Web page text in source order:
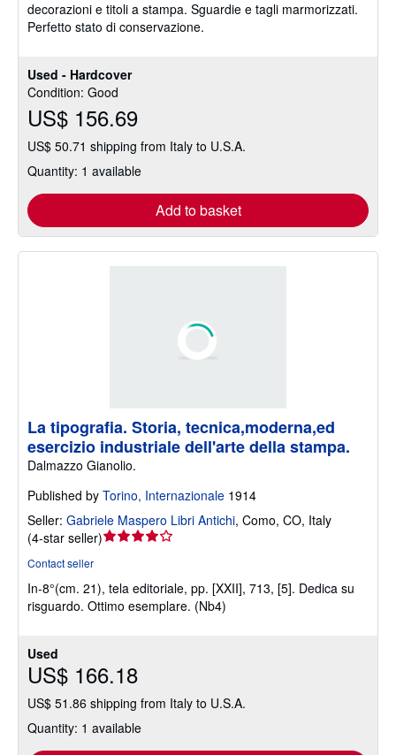
Used - Hardcover
Condition: Good
US$ 156.69
US$ 50.71 shipping from Italy to U.S.A.
Quantity: 1 available
Add to basket
stars
decorazioni e titoli a stampa. Sguardie e tagli marmorizzati.
Perfetto stato di conservazione.
Used
US$ 166.18
US$ 51.86 shipping from Italy to U.S.A.
Quantity: 1 available
La tipografia. Storia, tecnica,moderna,ed
esercizio industriale dell'arte della stampa.
Dalmazzo Gianolio.
Published by Torino, Internazionale 1914
Seller: Gabriele Maspero Libri Antichi, Como, CO, Italy
(4-star seller)Seller
out
of
Contact seller
In-8°(cm. 21), tela editoriale, pp. [XXII], 713, [5]. Dedica su
risguardo. Ottimo esemplare. (Nb4)